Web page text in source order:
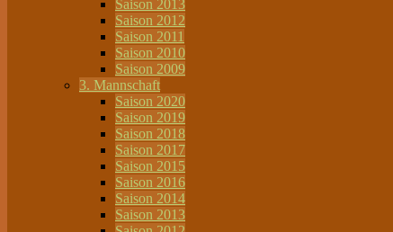
Saison 2013
Saison 2012
Saison 2011
Saison 2010
Saison 2009
3. Mannschaft
Saison 2020
Saison 2019
Saison 2018
Saison 2017
Saison 2015
Saison 2016
Saison 2014
Saison 2013